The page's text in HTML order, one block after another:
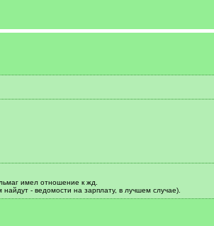
имел отношение к жд.
- ведомости на зарплату, в лучшем случае).